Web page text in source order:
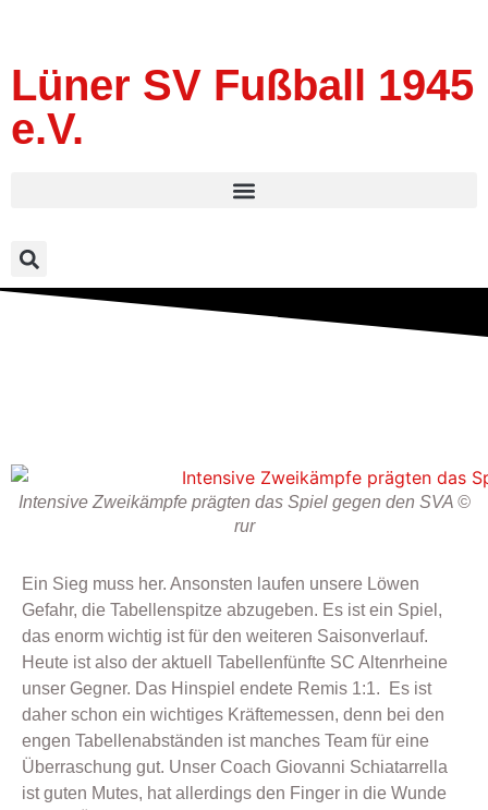
Lüner SV Fußball 1945
e.V.
Intensive Zweikämpfe prägten das Spiel gegen den SVA ©
rur
Ein Sieg muss her. Ansonsten laufen unsere Löwen
Gefahr, die Tabellenspitze abzugeben. Es ist ein Spiel,
das enorm wichtig ist für den weiteren Saisonverlauf.
Heute ist also der aktuell Tabellenfünfte SC Altenrheine
unser Gegner. Das Hinspiel endete Remis 1:1. Es ist
daher schon ein wichtiges Kräftemessen, denn bei den
engen Tabellenabständen ist manches Team für eine
Überraschung gut. Unser Coach Giovanni Schiatarrella
ist guten Mutes, hat allerdings den Finger in die Wunde